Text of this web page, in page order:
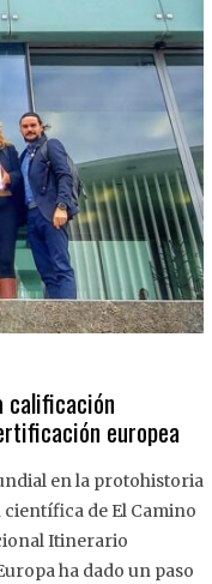
calificación
europea
en la protohistoria
de El Camino
Itinerario
ha dado un paso